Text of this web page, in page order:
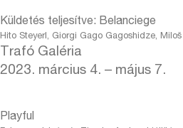
Küldetés teljesítve: Belanciege
Hito Steyerl, Giorgi Gago Gagoshidze,
Trafó Galéria
2023. március 4. – május 7.
Playful